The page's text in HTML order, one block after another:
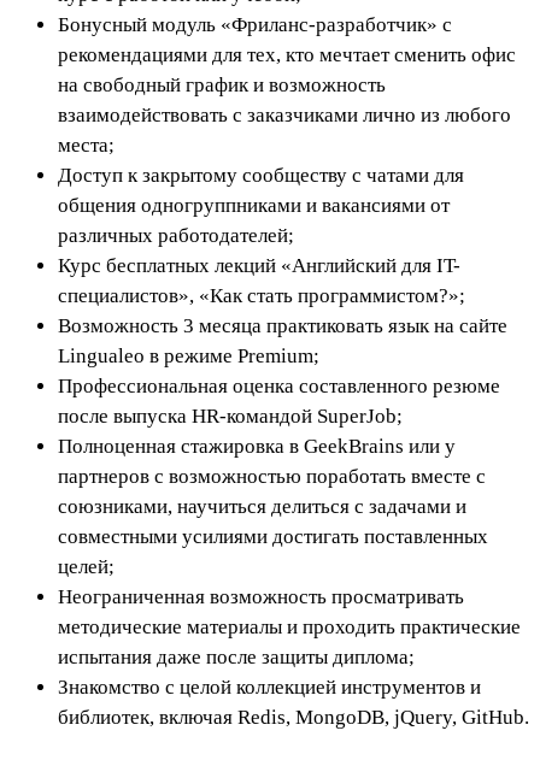
Бонусный модуль «Фриланс-разработчик» с
рекомендациями для тех, кто мечтает сменить офис
на свободный график и возможность
взаимодействовать с заказчиками лично из любого
места;
Доступ к закрытому сообществу с чатами для
общения одногруппниками и вакансиями от
различных работодателей;
Курс бесплатных лекций «Английский для IT-
специалистов», «Как стать программистом?»;
Возможность 3 месяца практиковать язык на сайте
Lingualeo в режиме Premium;
Профессиональная оценка составленного резюме
после выпуска HR-командой SuperJob;
Полноценная стажировка в GeekBrains или у
партнеров с возможностью поработать вместе с
союзниками, научиться делиться с задачами и
совместными усилиями достигать поставленных
целей;
Неограниченная возможность просматривать
методические материалы и проходить практические
испытания даже после защиты диплома;
Знакомство с целой коллекцией инструментов и
библиотек, включая Redis, MongoDB, jQuery, GitHub.